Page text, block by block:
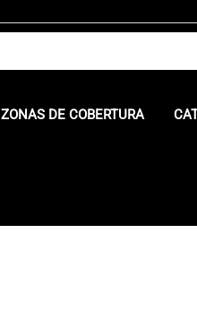
ZONAS DE COBERTURA